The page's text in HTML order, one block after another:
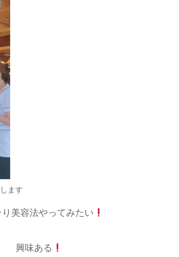
ます
美容法やってみたい
興味ある